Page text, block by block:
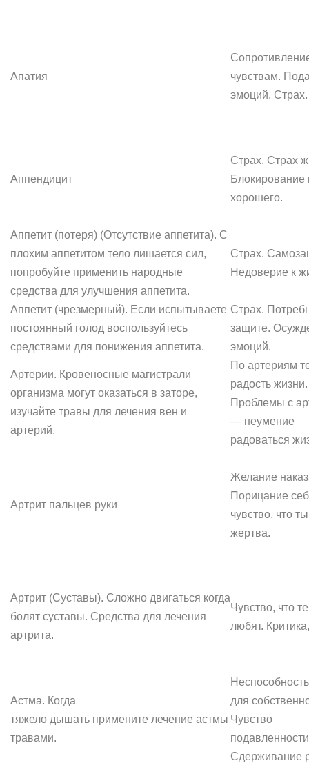
Апатия
чувствам.
эмоций. Страх.
Аппендицит
Страх. Страх
Блокирование
хорошего.
Аппетит (потеря) (Отсутствие аппетита). С
плохим аппетитом тело лишается сил,
попробуйте применить народные
средства для улучшения аппетита.
Страх.
Недоверие к
Аппетит (чрезмерный). Если испытываете
постоянный голод воспользуйтесь
средствами для понижения аппетита.
Страх.
защите.
эмоций.
Артерии. Кровеносные магистрали
организма могут оказаться в заторе,
изучайте травы для лечения вен и
артерий.
По артериям
радость жизни.
Проблемы с
— неумение
радоваться
Артрит пальцев руки
Желание
Порицание
чувство, что
жертва.
Артрит (Суставы). Сложно двигаться когда
болят суставы. Средства для лечения
артрита.
Чувство, что
любят.
Астма. Когда
тяжело дышать примените лечение астмы
травами.
для
Чувство
Сдерживание